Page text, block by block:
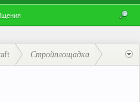
Стройплощадка